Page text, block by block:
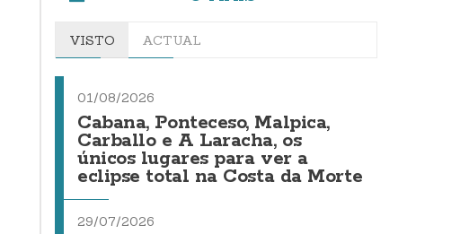
VISTO ACTUAL
01/08/2026
Cabana, Ponteceso, Malpica,
Carballo e A Laracha, os
únicos lugares para ver a
eclipse total na Costa da Morte
29/07/2026